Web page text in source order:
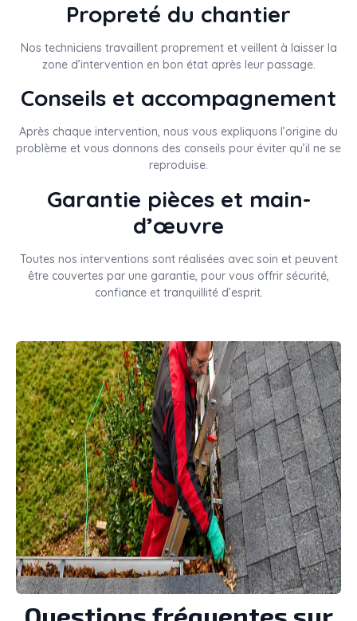
Propreté du chantier
Nos techniciens travaillent proprement et veillent à laisser la
zone d’intervention en bon état après leur passage.
Conseils et accompagnement
Après chaque intervention, nous vous expliquons l’origine du
problème et vous donnons des conseils pour éviter qu’il ne se
reproduise.
Garantie pièces et main-
d’œuvre
Toutes nos interventions sont réalisées avec soin et peuvent
être couvertes par une garantie, pour vous offrir sécurité,
confiance et tranquillité d’esprit.